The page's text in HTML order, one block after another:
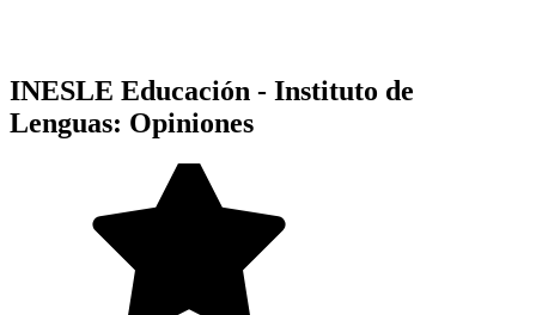
INESLE Educación - Instituto de
Lenguas: Opiniones